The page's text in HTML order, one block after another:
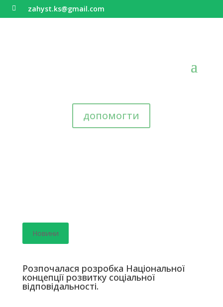
 zahyst.ks@gmail.com
допомогти
Новини
Розпочалася розробка Національної
концепції розвитку соціальної
відповідальності.